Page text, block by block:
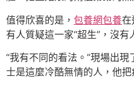
值得欣喜的是， 包養網包養在
有人質疑這一家“超生”，沒有
“我有不同的看法。”現場出
士是這麼冷酷無情的人，他